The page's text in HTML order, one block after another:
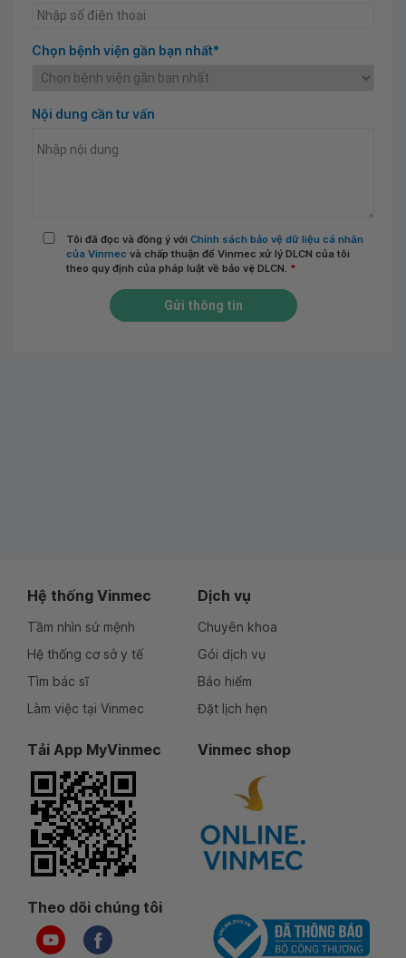
Chọn bệnh viện gần bạn nhất*
Nội dung cần tư vấn
Tôi đã đọc và đồng ý với Chính sách bảo vệ dữ liệu cá nhân
của Vinmec và chấp thuận để Vinmec xử lý DLCN của tôi
theo quy định của pháp luật về bảo vệ DLCN. *
Gửi thông tin
Hệ thống Vinmec
Tầm nhìn sứ mệnh
Hệ thống cơ sở y tế
Tìm bác sĩ
Làm việc tại Vinmec
Dịch vụ
Chuyên khoa
Gói dịch vụ
Bảo hiểm
Đặt lịch hẹn
Tải App MyVinmec Vinmec shop
Theo dõi chúng tôi